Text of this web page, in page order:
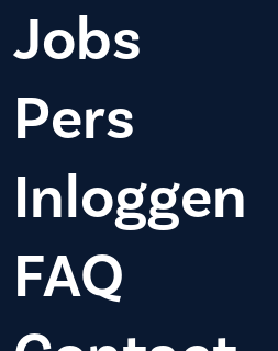
Jobs
Pers
Inloggen
FAQ